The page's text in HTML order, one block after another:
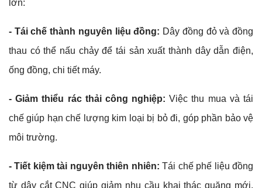
lớn:
- Tái chế thành nguyên liệu đồng: Dây đồng đỏ và đồng
thau có thể nấu chảy để tái sản xuất thành dây dẫn điện,
ống đồng, chi tiết máy.
- Giảm thiểu rác thải công nghiệp:Việc thu mua và tái
chế giúp hạn chế lượng kim loại bị bỏ đi, góp phần bảo vệ
môi trường.
- Tiết kiệm tài nguyên thiên nhiên: Tái chế phế liệu đồng
từ dây cắt CNC giúp giảm nhu cầu khai thác quặng mới,